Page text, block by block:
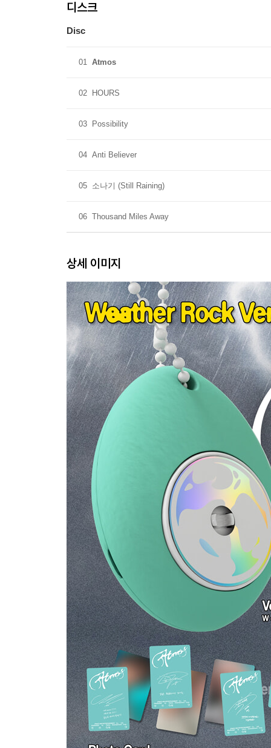
디스크
Disc
01 Atmos
02 HOURS
03 Possibility
04 Anti Believer
05 소나기 (Still Raining)
06 Thousand Miles Away
상세 이미지